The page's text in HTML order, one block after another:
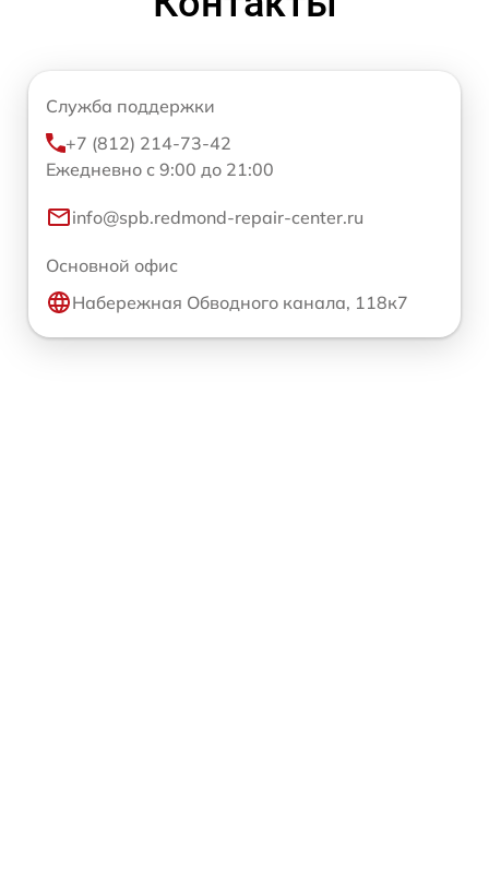
Служба поддержки
+7 (812) 214-73-42
Ежедневно с 9:00 до 21:00
info@spb.redmond-repair-center.ru
Основной офис
Набережная Обводного канала, 118к7